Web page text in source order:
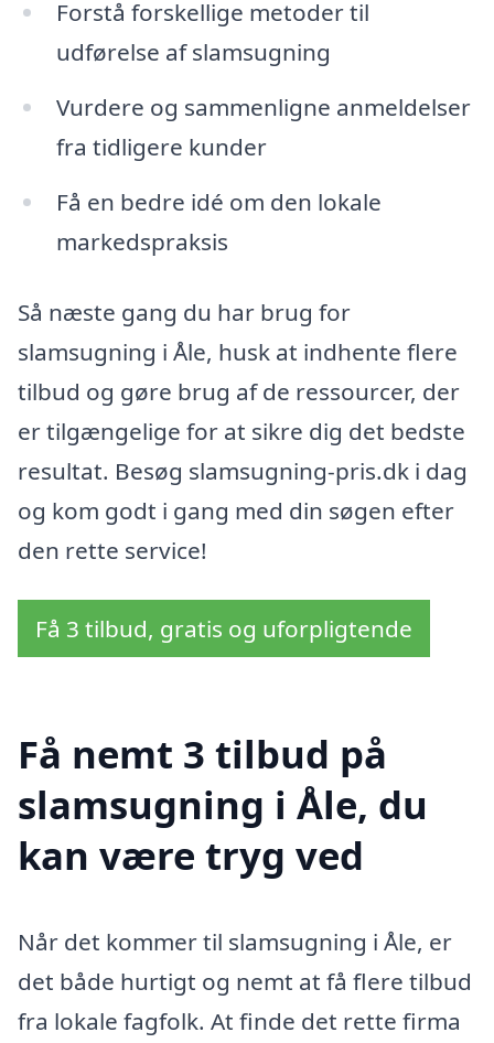
Forstå forskellige metoder til
udførelse af slamsugning
Vurdere og sammenligne anmeldelser
fra tidligere kunder
Få en bedre idé om den lokale
markedspraksis
Så næste gang du har brug for
slamsugning i Åle, husk at indhente flere
tilbud og gøre brug af de ressourcer, der
er tilgængelige for at sikre dig det bedste
resultat. Besøg slamsugning-pris.dk i dag
og kom godt i gang med din søgen efter
den rette service!
Få 3 tilbud, gratis og uforpligtende
Få nemt 3 tilbud på
slamsugning i Åle, du
kan være tryg ved
Når det kommer til slamsugning i Åle, er
det både hurtigt og nemt at få flere tilbud
fra lokale fagfolk. At finde det rette firma